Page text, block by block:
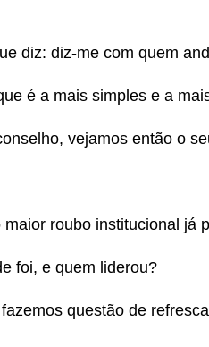
diz: diz-me com quem
é a mais simples e a
vejamos então o
roubo institucional já
foi, e quem liderou?
questão de